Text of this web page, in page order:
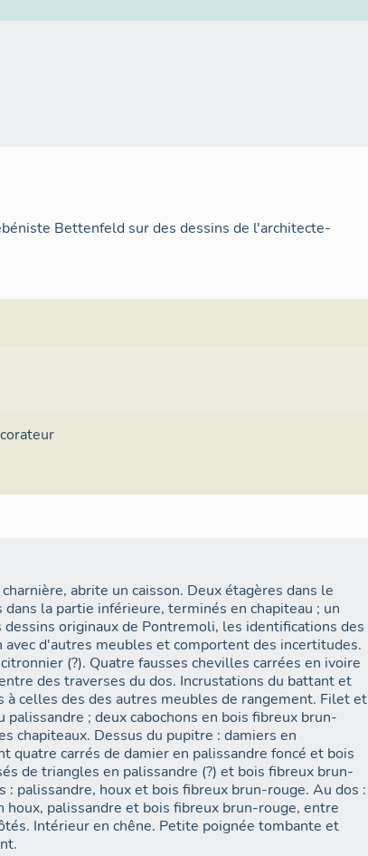
Bettenfeld sur des dessins de l'architecte-
abrite un caisson. Deux étagères dans le
la partie inférieure, terminés en chapiteau ; un
dessins originaux de Pontremoli, les identifications des
d'autres meubles et comportent des incertitudes.
(?). Quatre fausses chevilles carrées en ivoire
des traverses du dos. Incrustations du battant et
celles des des autres meubles de rangement. Filet et
; deux cabochons en bois fibreux brun-
chapiteaux. Dessus du pupitre : damiers en
quatre carrés de damier en palissandre foncé et bois
de triangles en palissandre (?) et bois fibreux brun-
: palissandre, houx et bois fibreux brun-rouge. Au dos :
palissandre et bois fibreux brun-rouge, entre
Intérieur en chêne. Petite poignée tombante et